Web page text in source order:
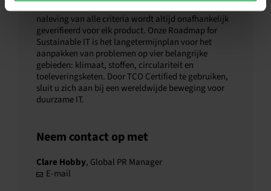
stimuleren waar het er het meest toe doet. De
naleving van alle criteria wordt altijd onafhankelijk
geverifieerd voor elk product. Onze Roadmap for
Sustainable IT is het langetermijnplan voor het
aanpakken van problemen op vier belangrijke
gebieden: klimaat, stoffen, circulariteit en
toeleveringsketen. Door TCO Certified te gebruiken,
sluit u zich aan bij een wereldwijde beweging voor
duurzame IT.
Neem contact op met
Clare Hobby, Global PR Manager
E-mail